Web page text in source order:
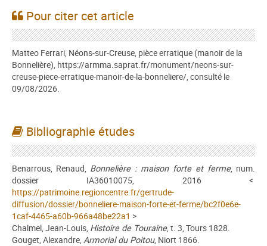
Pour citer cet article
Matteo Ferrari, Néons-sur-Creuse, pièce erratique (manoir de la
Bonnelière), https://armma.saprat.fr/monument/neons-sur-
creuse-piece-erratique-manoir-de-la-bonneliere/, consulté le
09/08/2026.
Bibliographie études
Benarrous, Renaud, Bonnelière : maison forte et ferme, num.
dossier IA36010075, 2016 <
https://patrimoine.regioncentre.fr/gertrude-
diffusion/dossier/bonneliere-maison-forte-et-ferme/bc2f0e6e-
1caf-4465-a60b-966a48be22a1 >
Chalmel, Jean-Louis, Histoire de Touraine, t. 3, Tours 1828.
Gouget, Alexandre, Armorial du Poitou, Niort 1866.